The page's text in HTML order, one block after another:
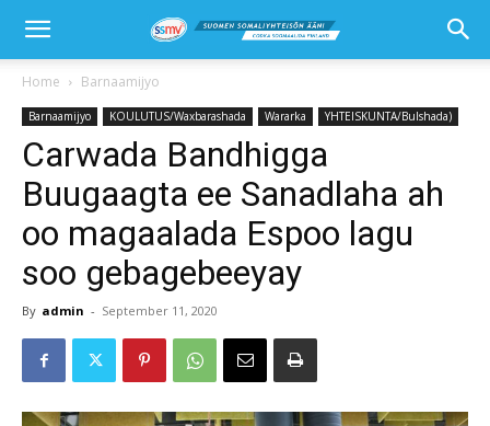
Home Barnaamijyo
Barnaamijyo KOULUTUS/Waxbarashada Wararka YHTEISKUNTA/Bulshada)
Carwada Bandhigga
Buugaagta ee Sanadlaha ah
oo magaalada Espoo lagu
soo gebagebeeyay
By admin - September 11, 2020